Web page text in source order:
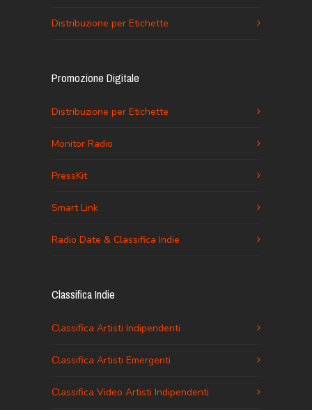
Distribuzione per Etichette
Promozione Digitale
Distribuzione per Etichette
Monitor Radio
PressKit
Smart Link
Radio Date & Classifica Indie
Classifica Indie
Classifica Artisti Indipendenti
Classifica Artisti Emergenti
Classifica Video Artisti Indipendenti